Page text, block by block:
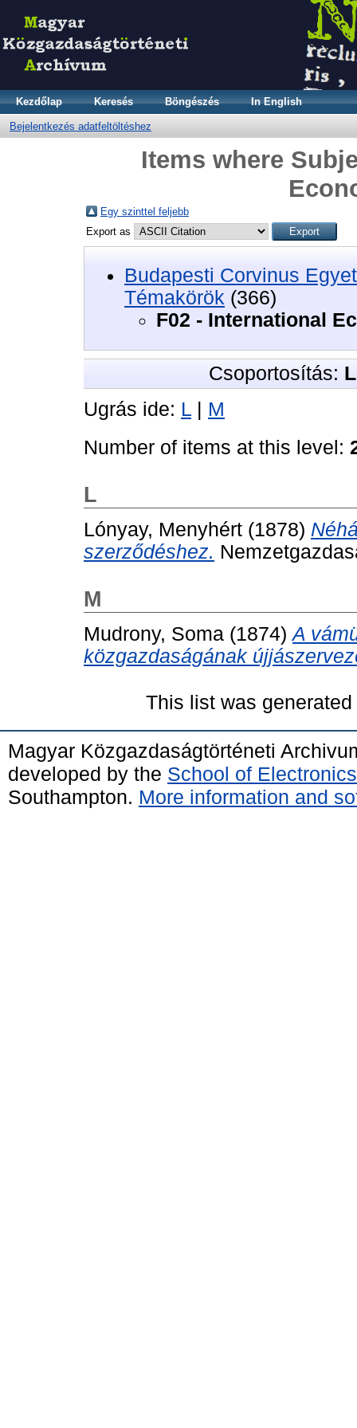
Kezdőlap Keresés Böngészés In English
Bejelentkezés adatfeltöltéshez
Items where
Egy szinttel feljebb
Export as
Budapesti Corvinus
Témakörök (366)
F02 - International
Csoportosítás:
Ugrás ide: L
M
Number of items at this level:
L
Lónyay, Menyhért (1878)
szerződéshez.
M
Mudrony, Soma (1874)A
közgazdaságának
This list was
Magyar Közgazdaságtörténeti
developed by the School of
Southampton. More information and